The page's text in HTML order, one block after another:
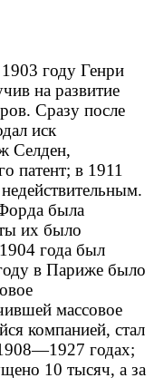
году Генри
на развитие
Сразу после
иск
Селден,
патент; в 1911
была
их было
года был
в Париже было
массовое
компанией, стал
годах;
10 тысяч, а за